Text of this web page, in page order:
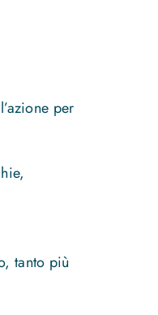
per
tanto più